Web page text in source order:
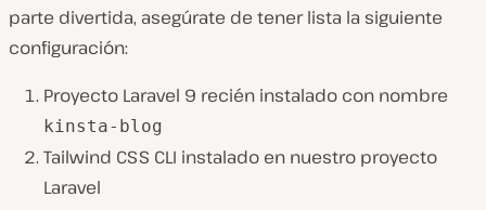
parte divertida, asegúrate de tener lista la siguiente
configuración:
Proyecto Laravel 9 recién instalado con nombre
kinsta-blog
Tailwind CSS CLI instalado en nuestro proyecto
Laravel